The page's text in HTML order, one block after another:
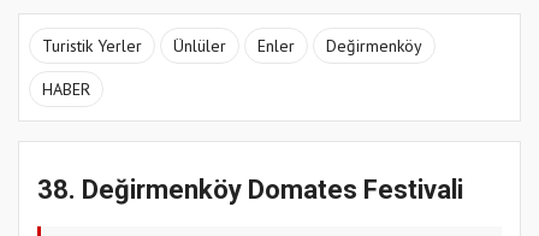
Turistik Yerler Ünlüler Enler
Değirmenköy
HABER
38. Değirmenköy Domates Festivali